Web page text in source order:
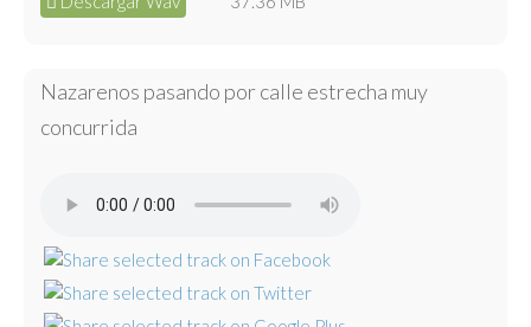
Nazarenos pasando por calle estrecha muy
concurrida